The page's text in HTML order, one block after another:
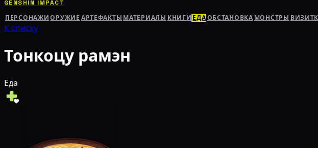
GENSHIN IMPACT
ПЕРСОНАЖИ ОРУЖИЕ АРТЕФАКТЫ МАТЕРИАЛЫ КНИГИ ЕДАОБСТАНОВКА МОНСТРЫ
К списку
Тонкоцу рамэн
Еда